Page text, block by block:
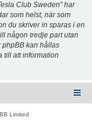
Club Sweden” har
som helst, när som
du skriver in sparas i en
någon tredje part utan
phpBB kan hållas
till att information
Limited